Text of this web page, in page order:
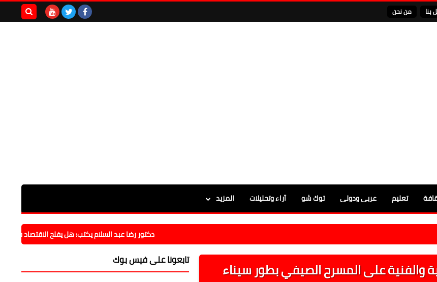
بنا من نحن
تعليم عربى ودولى توك شو آراء وتحليلات المزيد
دكتور رضا عبد السلام يكتب: هل يفلح الاقتصاد فيما فشلت فيه
والفنية على المسرح الصيفي بطور سيناء تابعونا على فيس بوك